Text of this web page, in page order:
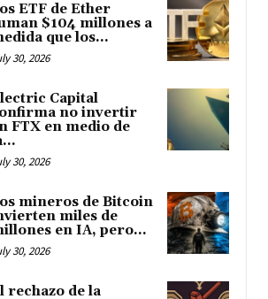
ETF de Ether
$104 millones a
que los...
30, 2026
Capital
no invertir
FTX en medio de
30, 2026
mineros de Bitcoin
miles de
en IA, pero...
30, 2026
rechazo de la